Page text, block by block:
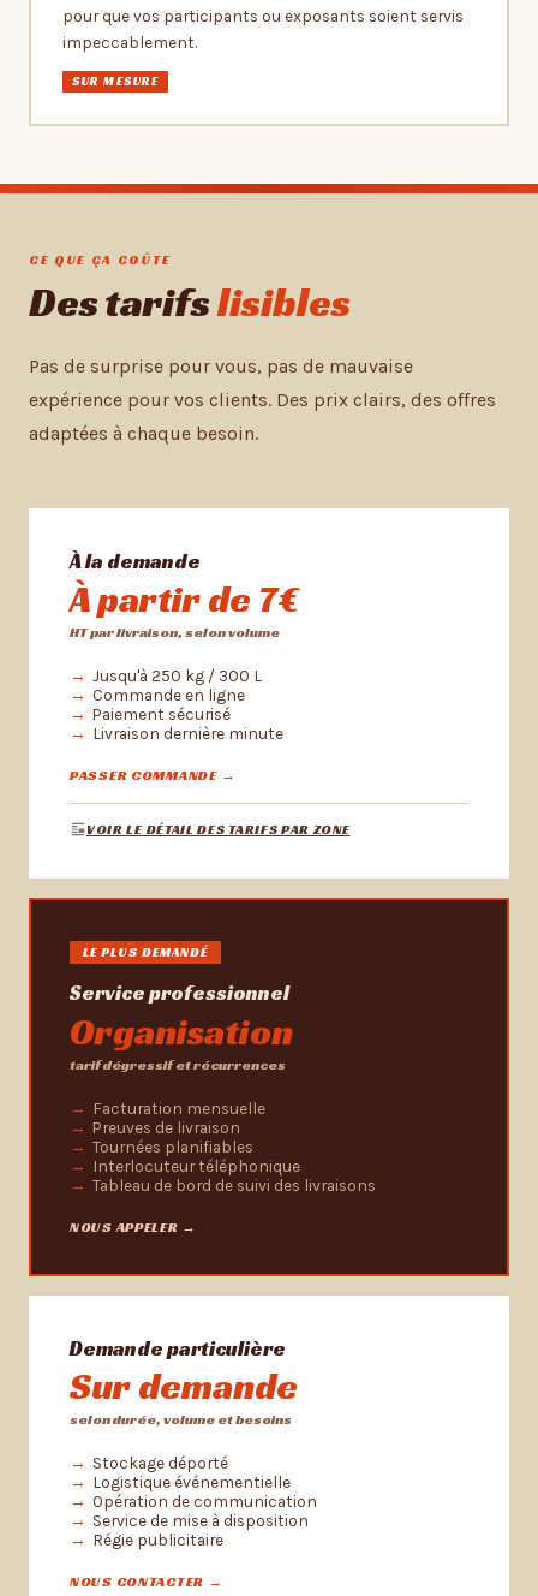
pour que vos participants ou exposants soient servis
impeccablement.
SUR MESURE
CE QUE ÇA COÛTE
Des tarifslisibles
Pas de surprise pour vous, pas de mauvaise
expérience pour vos clients. Des prix clairs, des offres
adaptées à chaque besoin.
À la demande
À partir de 7€
HT par livraison, selon volume
Jusqu'à 250 kg / 300 L
Commande en ligne
Paiement sécurisé
Livraison dernière minute
PASSER COMMANDE →
VOIR LE DÉTAIL DES TARIFS PAR ZONE
LE PLUS DEMANDÉ
Service professionnel
Organisation
tarif dégressif et récurrences
Facturation mensuelle
Preuves de livraison
Tournées planifiables
Interlocuteur téléphonique
Tableau de bord de suivi des livraisons
NOUS APPELER →
Demande particulière
Sur demande
selon durée, volume et besoins
Stockage déporté
Logistique événementielle
Opération de communication
Service de mise à disposition
Régie publicitaire
NOUS CONTACTER →